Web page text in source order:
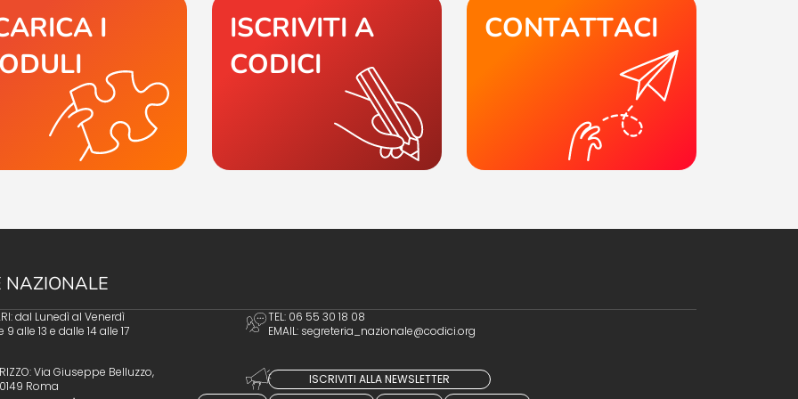
I
ISCRIVITI A
CODICI
CONTATTACI
NAZIONALE
dal Lunedì al Venerdì
9 alle 13 e dalle 14 alle 17
TEL: 06 55 30 18 08
EMAIL: segreteria_nazionale@codici.org
Via Giuseppe Belluzzo,
Roma
ISCRIVITI ALLA NEWSLETTER